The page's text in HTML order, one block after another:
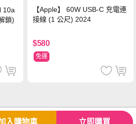
10a
鎖)
【Apple】 60W USB-C 充電連
接線 (1 公尺) 2024
$580
免運
入購物車 立即購買